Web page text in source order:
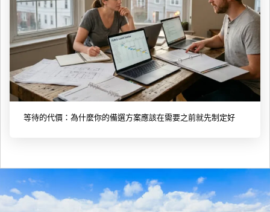
等待的代價：為什麼你的備選方案應該在需要之前就先制定好